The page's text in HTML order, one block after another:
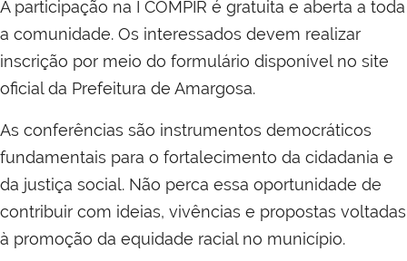
A participação na I COMPIR é gratuita e aberta a toda
a comunidade. Os interessados devem realizar
inscrição por meio do formulário disponível no site
oficial da Prefeitura de Amargosa.
As conferências são instrumentos democráticos
fundamentais para o fortalecimento da cidadania e
da justiça social. Não perca essa oportunidade de
contribuir com ideias, vivências e propostas voltadas
à promoção da equidade racial no município.